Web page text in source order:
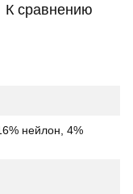
К сравнению
нейлон, 4%